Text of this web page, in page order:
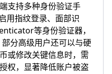
支持多种身份验证手
用指纹登录、面部识
等身份验证器，
分高级用户还可以与硬
或修改关键信息时，需
权，显著降低账户被盗